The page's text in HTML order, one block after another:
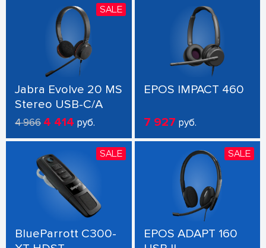
SALE
Jabra Evolve 20 MS
Stereo USB-C/A
4 966 4 414 руб.
EPOS IMPACT 460
7 927 руб.
SALE
BlueParrott C300-
SALE
EPOS ADAPT 160